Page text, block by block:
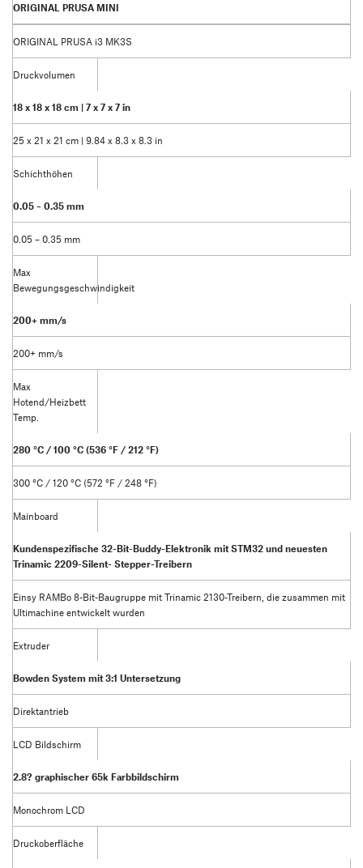
ORIGINAL PRUSA MINI
ORIGINAL PRUSA i3 MK3S
Druckvolumen
18 x 18 x 18 cm | 7 x 7 x 7 in
25 x 21 x 21 cm | 9.84 x 8.3 x 8.3 in
Schichthöhen
0.05 – 0.35 mm
0.05 – 0.35 mm
Max
Bewegungsgeschwindigkeit
200+ mm/s
200+ mm/s
Max
Hotend/Heizbett
Temp.
280 °C / 100 °C (536 °F / 212 °F)
300 °C / 120 °C (572 °F / 248 °F)
Mainboard
Kundenspezifische 32-Bit-Buddy-Elektronik mit STM32 und neuesten
Trinamic 2209-Silent- Stepper-Treibern
Einsy RAMBo 8-Bit-Baugruppe mit Trinamic 2130-Treibern, die zusammen mit
Ultimachine entwickelt wurden
Extruder
Bowden System mit 3:1 Untersetzung
Direktantrieb
LCD Bildschirm
2.8? graphischer 65k Farbbildschirm
Monochrom LCD
Druckoberfläche